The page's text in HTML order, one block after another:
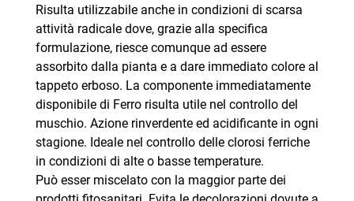
Risulta utilizzabile anche in condizioni di scarsa
attività radicale dove, grazie alla specifica
formulazione, riesce comunque ad essere
assorbito dalla pianta e a dare immediato colore al
tappeto erboso. La componente immediatamente
disponibile di Ferro risulta utile nel controllo del
muschio. Azione rinverdente ed acidificante in ogni
stagione. Ideale nel controllo delle clorosi ferriche
in condizioni di alte o basse temperature.
Può esser miscelato con la maggior parte dei